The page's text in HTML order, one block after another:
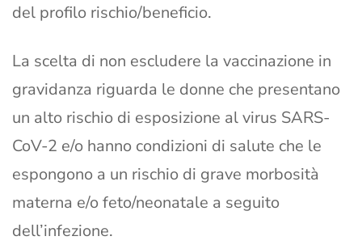
del profilo rischio/beneficio.
La scelta di non escludere la vaccinazione in
gravidanza riguarda le donne che presentano
un alto rischio di esposizione al virus SARS-
CoV-2 e/o hanno condizioni di salute che le
espongono a un rischio di grave morbosità
materna e/o feto/neonatale a seguito
dell’infezione.